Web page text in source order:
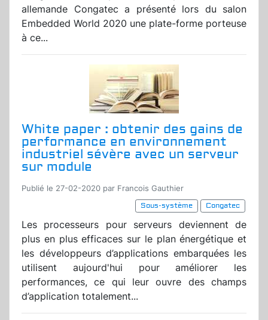
allemande Congatec a présenté lors du salon
Embedded World 2020 une plate-forme porteuse
à ce...
White paper : obtenir des gains de
performance en environnement
industriel sévère avec un serveur
sur module
Publié le 27-02-2020 par Francois Gauthier
Sous-système
Congatec
Les processeurs pour serveurs deviennent de
plus en plus efficaces sur le plan énergétique et
les développeurs d’applications embarquées les
utilisent aujourd'hui pour améliorer les
performances, ce qui leur ouvre des champs
d’application totalement...